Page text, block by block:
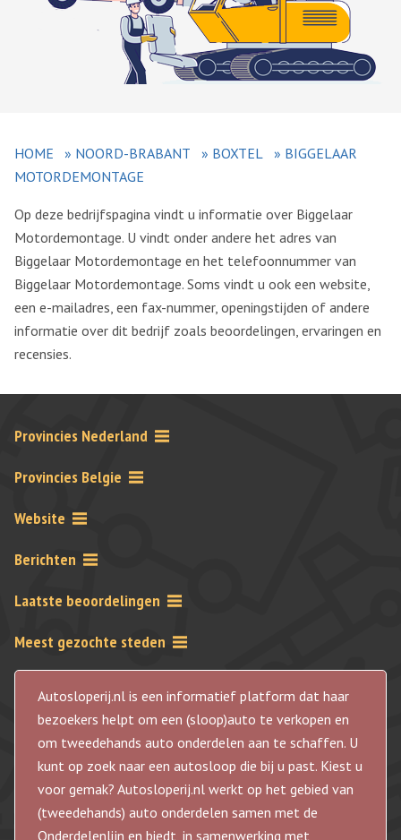
HOME » NOORD-BRABANT » BOXTEL » BIGGELAAR
MOTORDEMONTAGE
Op deze bedrijfspagina vindt u informatie over Biggelaar
Motordemontage. U vindt onder andere het adres van
Biggelaar Motordemontage en het telefoonnummer van
Biggelaar Motordemontage. Soms vindt u ook een website,
een e-mailadres, een fax-nummer, openingstijden of andere
informatie over dit bedrijf zoals beoordelingen, ervaringen en
recensies.
Provincies Nederland
Provincies Belgie
Website
Berichten
Laatste beoordelingen
Meest gezochte steden
Autosloperij.nl is een informatief platform dat haar
bezoekers helpt om een (sloop)auto te verkopen en
om tweedehands auto onderdelen aan te schaffen. U
kunt op zoek naar een autosloop die bij u past. Kiest u
voor gemak? Autosloperij.nl werkt op het gebied van
(tweedehands) auto onderdelen samen met de
Onderdelenlijn en biedt, in samenwerking met